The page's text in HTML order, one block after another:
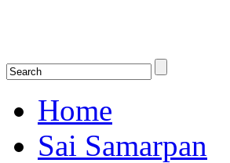
Home
Sai Samarpan